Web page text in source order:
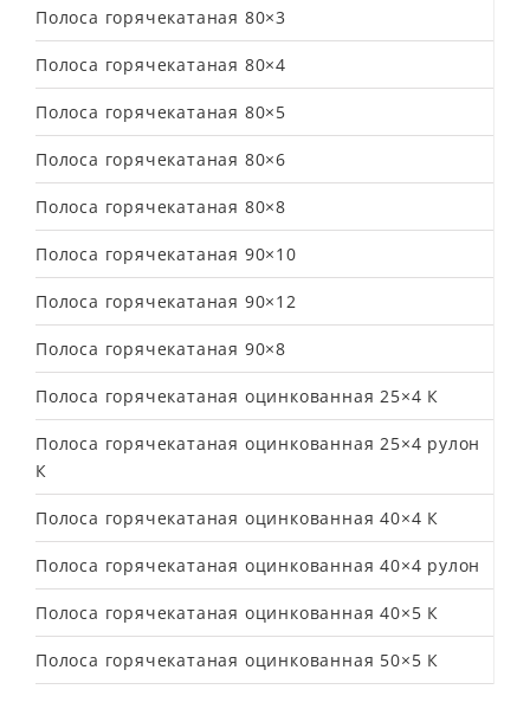
Полоса горячекатаная 80×3
Полоса горячекатаная 80×4
Полоса горячекатаная 80×5
Полоса горячекатаная 80×6
Полоса горячекатаная 80×8
Полоса горячекатаная 90×10
Полоса горячекатаная 90×12
Полоса горячекатаная 90×8
Полоса горячекатаная оцинкованная 25×4 К
Полоса горячекатаная оцинкованная 25×4 рулон
К
Полоса горячекатаная оцинкованная 40×4 К
Полоса горячекатаная оцинкованная 40×4 рулон
Полоса горячекатаная оцинкованная 40×5 К
Полоса горячекатаная оцинкованная 50×5 К